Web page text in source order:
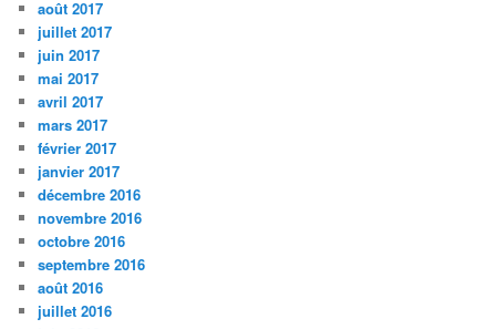
août 2017
juillet 2017
juin 2017
mai 2017
avril 2017
mars 2017
février 2017
janvier 2017
décembre 2016
novembre 2016
octobre 2016
septembre 2016
août 2016
juillet 2016